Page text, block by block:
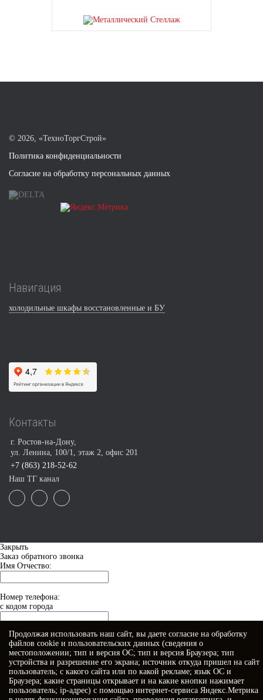
© 2026, «ТехноТоргСтрой»
Политика конфиденциальности
Согласие на обработку персональных данных
Навигация
холодильные шкафы восстановленные и БУ
Контакты
г. Ростов-на-Дону,
ул. Ленина, 100/1, этаж 2, офис 201
+7 (863) 218-52-62
Наш ТГ канал
Закрыть
Заказ обратного звонка
Имя Отчество:
Номер телефона:
с кодом города
Когда позвонить?
Продолжая использовать наш сайт, вы даете согласие на обработку
файлов cookie и пользовательских данных (сведения о
местоположении; тип и версия ОС; тип и версия Браузера; тип
устройства и разрешение его экрана; источник откуда пришел на сайт
пользователь; с какого сайта или по какой рекламе; язык ОС и
Браузера; какие страницы открывает и на какие кнопки нажимает
пользователь; ip-адрес) с помощью интернет-сервиса Яндекс.Метрика